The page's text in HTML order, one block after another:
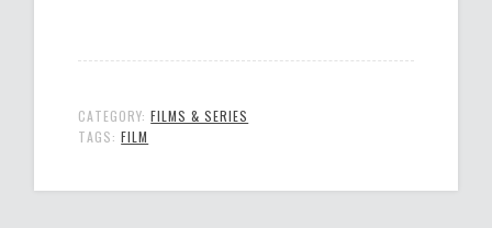
CATEGORY:FILMS & SERIES
TAGS:FILM